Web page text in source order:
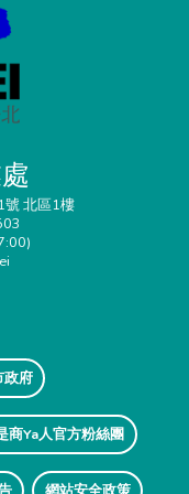
號 北區1樓
政府
商Ya人官方粉絲團